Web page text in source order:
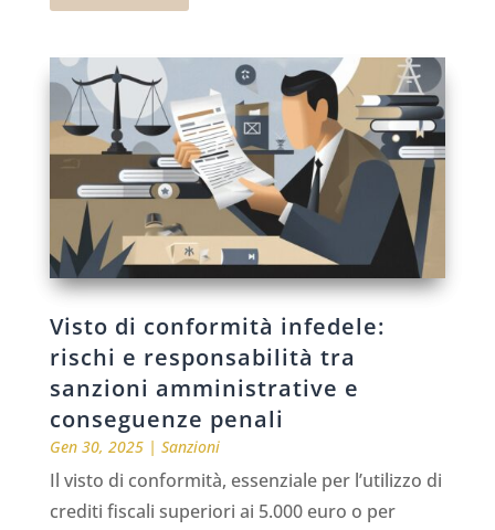
Visto di conformità infedele:
rischi e responsabilità tra
sanzioni amministrative e
conseguenze penali
Gen 30, 2025| Sanzioni
Il visto di conformità, essenziale per l’utilizzo di
crediti fiscali superiori ai 5.000 euro o per